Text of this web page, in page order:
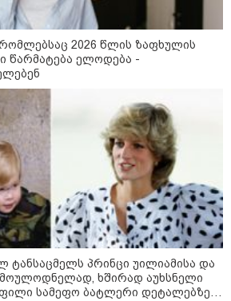
სიახლე
პროკურორი - შევიწროებაზე ნია
იმნაძემ ინფორმაცია მიაწოდა
მშობლებს, კლასის დამრიგებელს,
ასევე, ალექსანდრე გაბაშვილს -
ასეთი წარსული გამოცდილების
ადამიანისთვის ინფორმაციის
მიწოდება, რომ მასწავლებელი
სექსუალურად ავიწროებდა,
პროკურორი - მოვიპოვეთ ფარული
ჩანაწერი ნია იმნაძესა და
მამამისს შორის, განიხილავდნენ,
როგორ ჩაიდინა გაბაშვილმა
დანაშაული - ნიას მამა ამბობს,
2026 წლის ზაფხულის
წარმატება ელოდება -
ტანსაცმელს პრინცი უილიამისა და
მოულოდნელად, ხშირად აუხსნელი
სამეფო ბატლერი დეტალებზე